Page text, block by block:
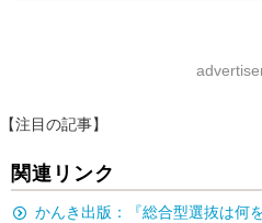
【注目の記事】
関連リンク
かんき出版：『総合型選抜は